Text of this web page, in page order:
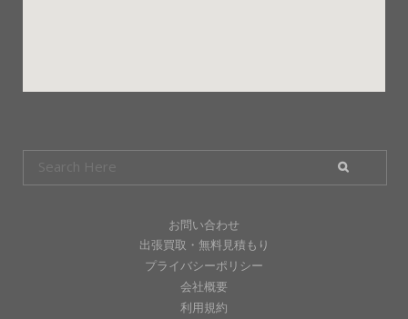
お問い合わせ
出張買取・無料見積もり
プライバシーポリシー
会社概要
利用規約